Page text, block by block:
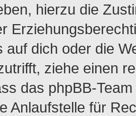
hierzu die
auf dich oder die
ziehe einen
das phpBB-
Anlaufstelle für